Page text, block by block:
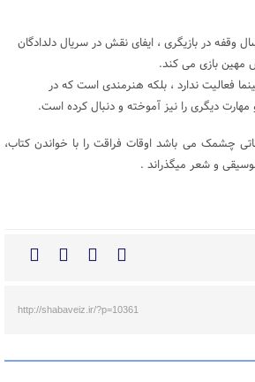
وقفه در بازیگری ، ایفای نقش در سریال دلدادگان
بازی می کند.
فعالیت ندارد ، بلکه هنرمندی است که در
دیگری را نیز آموخته و دنبال کرده است.
چشمک می باشد اوقات فراقت را با خواندن کتاب،
و شعر میگذراند .
http://shabaveiz.ir/?p=10361